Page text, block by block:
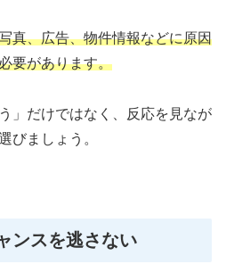
真、広告、物件情報などに原因
要があります。
」だけではなく、反応を見なが
びましょう。
ンスを逃さない